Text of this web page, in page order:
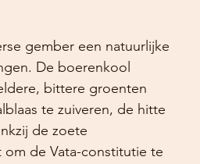
gember een natuurlijke
De boerenkool
bittere groenten
te zuiveren, de hitte
de zoete
om de Vata-constitutie te